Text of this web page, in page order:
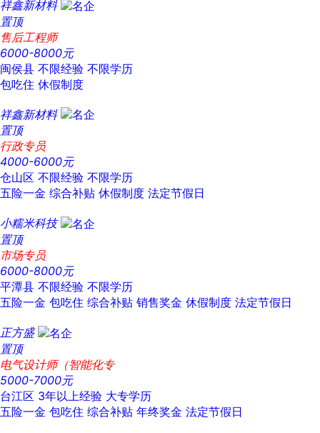
祥鑫新材料
置顶
售后工程师
6000-8000元
闽侯县 不限经验 不限学历
包吃住 休假制度
祥鑫新材料
置顶
行政专员
4000-6000元
仓山区 不限经验 不限学历
五险一金 综合补贴 休假制度 法定节假日
小糯米科技
置顶
市场专员
6000-8000元
平潭县 不限经验 不限学历
五险一金 包吃住 综合补贴 销售奖金 休假制度 法定节假日
正方盛
置顶
电气设计师（智能化专
5000-7000元
台江区 3年以上经验 大专学历
五险一金 包吃住 综合补贴 年终奖金 法定节假日